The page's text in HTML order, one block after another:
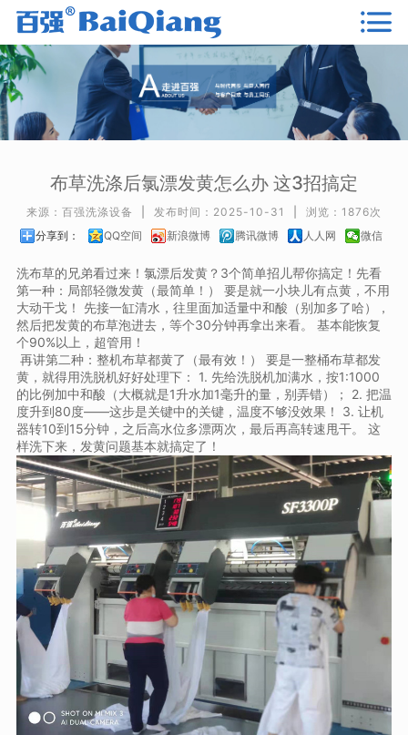
布草洗涤后氯漂发黄怎么办 这3招搞定
来源：百强洗涤设备 发布时间：2025-10-31
浏览：1876次
分享到：
QQ空间 新浪微博 腾讯微博 人人网 微信
洗布草的兄弟看过来！氯漂后发黄？3个简单招儿帮你搞定！先看
第一种：局部轻微发黄（最简单！） 要是就一小块儿有点黄，不用
大动干戈！ 先接一缸清水，往里面加适量中和酸（别加多了哈），
然后把发黄的布草泡进去，等个30分钟再拿出来看。 基本能恢复
个90%以上，超管用！
再讲第二种：整机布草都黄了（最有效！） 要是一整桶布草都发
黄，就得用洗脱机好好处理下： 1. 先给洗脱机加满水，按1:1000
的比例加中和酸（大概就是1升水加1毫升的量，别弄错）； 2. 把温
度升到80度——这步是关键中的关键，温度不够没效果！ 3. 让机
器转10到15分钟，之后高水位多漂两次，最后再高转速甩干。 这
样洗下来，发黄问题基本就搞定了！